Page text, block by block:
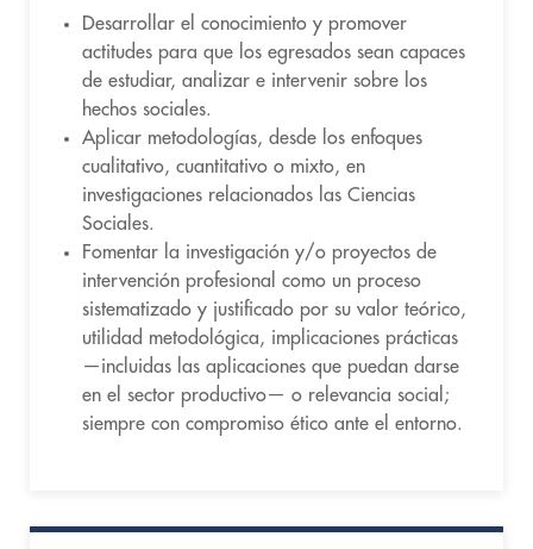
Desarrollar el conocimiento y promover
actitudes para que los egresados sean capaces
de estudiar, analizar e intervenir sobre los
hechos sociales.
Aplicar metodologías, desde los enfoques
cualitativo, cuantitativo o mixto, en
investigaciones relacionados las Ciencias
Sociales.
Fomentar la investigación y/o proyectos de
intervención profesional como un proceso
sistematizado y justificado por su valor teórico,
utilidad metodológica, implicaciones prácticas
—incluidas las aplicaciones que puedan darse
en el sector productivo— o relevancia social;
siempre con compromiso ético ante el entorno.